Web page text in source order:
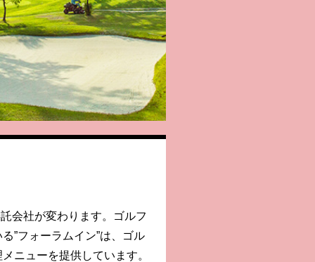
会社が変わります。ゴルフ
”フォーラムイン”は、ゴル
ニューを提供しています。